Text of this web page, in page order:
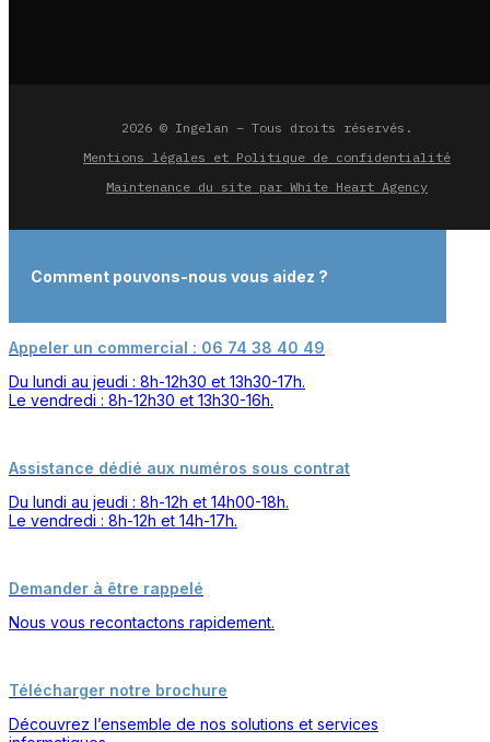
2026 © Ingelan – Tous droits réservés.
Mentions légales et Politique de confidentialité
Maintenance du site par White Heart Agency
Comment pouvons-nous vous aidez ?
Appeler un commercial : 06 74 38 40 49
Du lundi au jeudi : 8h-12h30 et 13h30-17h.
Le vendredi : 8h-12h30 et 13h30-16h.
Assistance dédié aux numéros sous contrat
Du lundi au jeudi : 8h-12h et 14h00-18h.
Le vendredi : 8h-12h et 14h-17h.
Demander à être rappelé
Nous vous recontactons rapidement.
Télécharger notre brochure
Découvrez l’ensemble de nos solutions et services